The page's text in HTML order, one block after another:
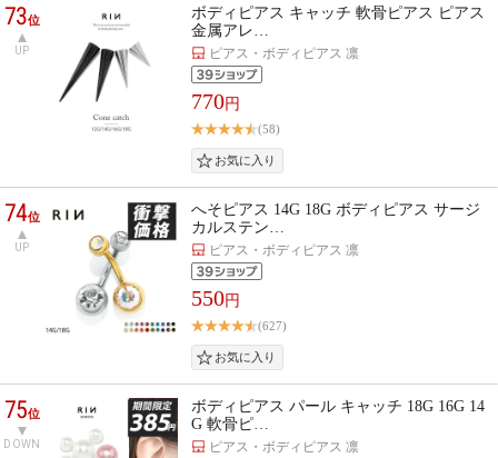
73位
UP
ボディピアス キャッチ 軟骨ピアス ピアス
金属アレ…
ピアス・ボディピアス 凛
770円
(58)
74位
UP
へそピアス 14G 18G ボディピアス サージ
カルステン…
ピアス・ボディピアス 凛
550円
(627)
75位
DOWN
ボディピアス パール キャッチ 18G 16G 14
G 軟骨ピ…
ピアス・ボディピアス 凛